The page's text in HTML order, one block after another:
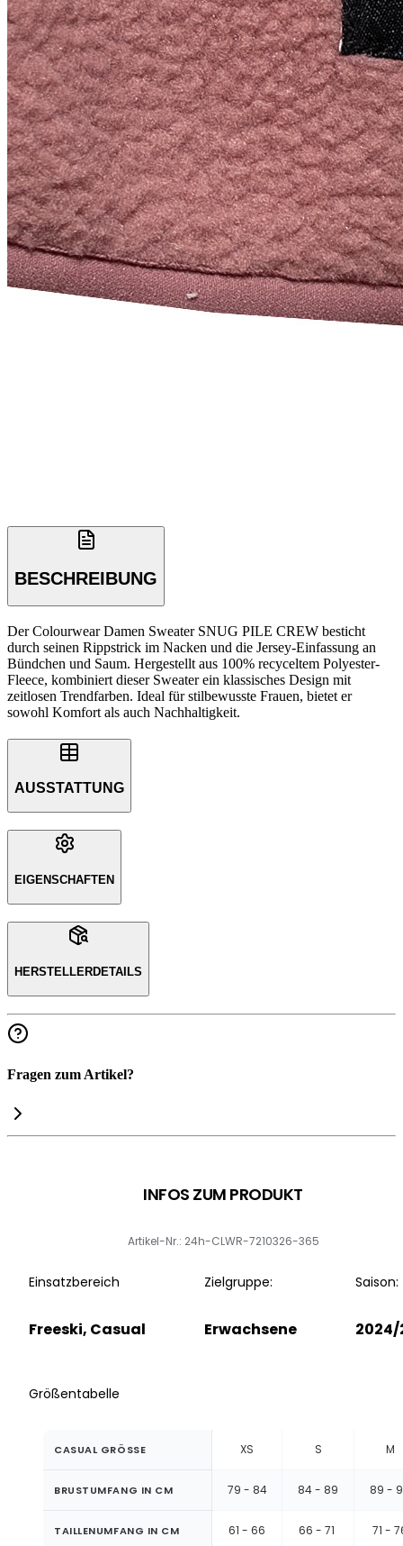
BESCHREIBUNG
Der Colourwear Damen Sweater SNUG PILE CREW besticht
durch seinen Rippstrick im Nacken und die Jersey-Einfassung an
Bündchen und Saum. Hergestellt aus 100% recyceltem Polyester-
Fleece, kombiniert dieser Sweater ein klassisches Design mit
zeitlosen Trendfarben. Ideal für stilbewusste Frauen, bietet er
sowohl Komfort als auch Nachhaltigkeit.
AUSSTATTUNG
EIGENSCHAFTEN
HERSTELLERDETAILS
Fragen zum Artikel?
INFOS ZUM PRODUKT
Artikel-Nr.: 24h-CLWR-7210326-365
Einsatzbereich
Freeski, Casual
Zielgruppe:
Erwachsene
Saison:
2024/
Größentabelle
CASUAL GRÖSSE XS S M
BRUSTUMFANG IN CM 79 - 84 84 - 89 89 -
TAILLENUMFANG IN CM 61 - 66 66 - 71 71 -